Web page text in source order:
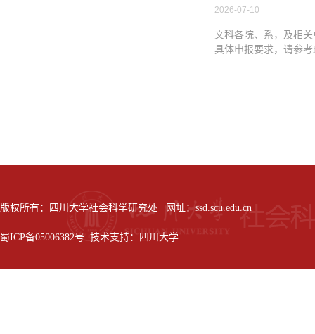
2026-07-10
文科各院、系，及相
具体申报要求，请参考
版权所有：四川大学社会科学研究处 网址：ssd.scu.edu.cn
蜀ICP备05006382号 技术支持：四川大学